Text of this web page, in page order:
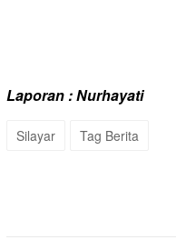
Laporan : Nurhayati
Silayar Tag Berita